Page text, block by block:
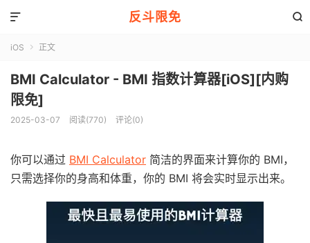
反斗限免 

iOS  正文
BMI Calculator - BMI 指数计算器[iOS][内购
限免]
2025-03-07 阅读(770) 评论(0)
你可以通过 BMI Calculator 简洁的界面来计算你的 BMI，
只需选择你的身高和体重，你的 BMI 将会实时显示出来。